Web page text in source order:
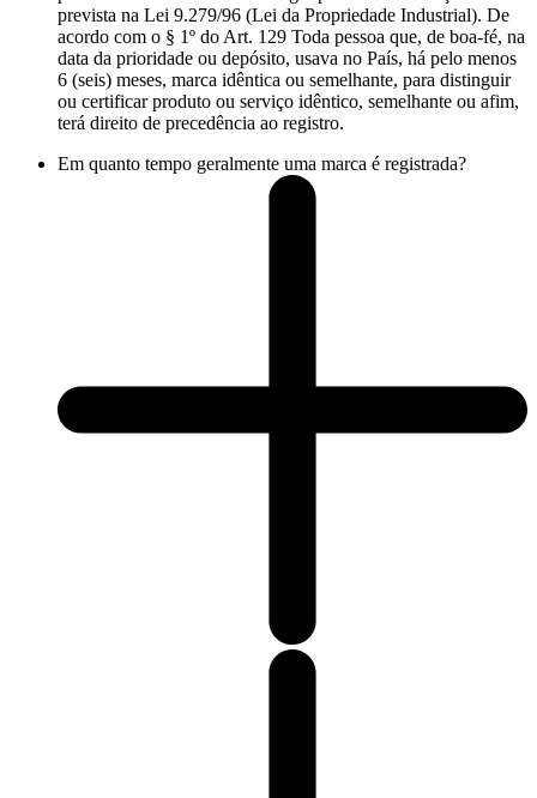
prevista na Lei 9.279/96 (Lei da Propriedade Industrial). De
acordo com o § 1º do Art. 129 Toda pessoa que, de boa-fé, na
data da prioridade ou depósito, usava no País, há pelo menos
6 (seis) meses, marca idêntica ou semelhante, para distinguir
ou certificar produto ou serviço idêntico, semelhante ou afim,
terá direito de precedência ao registro.
Em quanto tempo geralmente uma marca é registrada?